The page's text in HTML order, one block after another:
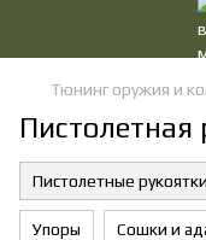
Тюнинг оружия и
Пистолетная
Пистолетные рукоятки
Упоры Сошки и